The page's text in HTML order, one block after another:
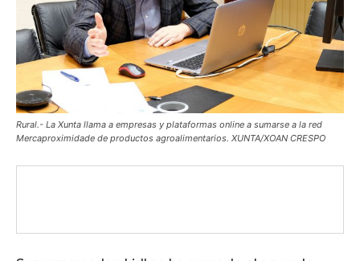
Rural.- La Xunta llama a empresas y plataformas online a sumarse a la red
Mercaproximidade de productos agroalimentarios. XUNTA/XOAN CRESPO